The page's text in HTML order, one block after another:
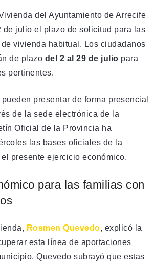
del Ayuntamiento de Arrecife
de julio el plazo de solicitud para las
vivienda habitual. Los ciudadanos
de plazo del 2 al 29 de julio para
pertinentes.
presentar de forma presencial
de la sede electrónica de la
Oficial de la Provincia ha
las bases oficiales de la
presente ejercicio económico.
para las familias con
Rosmen Quevedo, explicó la
esta línea de aportaciones
Quevedo subrayó que estas